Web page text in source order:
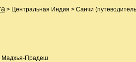
> Центральная Индия > Санчи
Мадхья-Прадеш